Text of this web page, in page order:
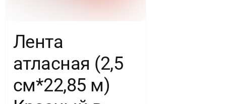
Лента
атласная (2,5
см*22,85 м)